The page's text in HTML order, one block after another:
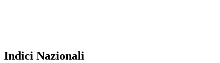
Indici Nazionali